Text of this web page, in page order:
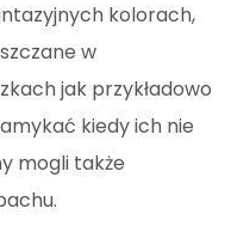
kolorach,
w
jak przykładowo
kiedy ich nie
mogli także